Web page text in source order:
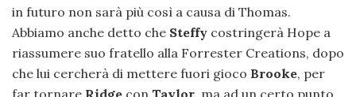
in futuro non sarà più così a causa di Thomas.
Abbiamo anche detto che Steffy costringerà Hope a
riassumere suo fratello alla Forrester Creations, dopo
che lui cercherà di mettere fuori gioco Brooke, per
far tornare Ridge con Taylor, ma ad un certo punto